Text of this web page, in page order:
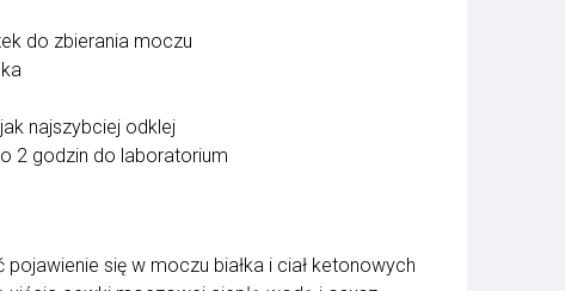
do zbierania moczu
najszybciej odklej
2 godzin do laboratorium
się w moczu białka i ciał ketonowych